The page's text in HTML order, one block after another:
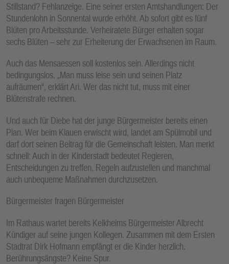
Stillstand? Fehlanzeige. Eine seiner ersten Amtshandlungen: Der
Stundenlohn in Sonnental wurde erhöht. Ab sofort gibt es fünf
Blüten pro Arbeitsstunde. Verheiratete Bürger erhalten sogar
sechs Blüten – sehr zur Erheiterung der Erwachsenen im Raum.
Auch das Mensaessen soll kostenlos sein. Allerdings nicht
bedingungslos. „Man muss leise sein und seinen Platz
aufräumen“, erklärt Ari. Wer das nicht tut, muss mit einer
Blütenstrafe rechnen.
Und auch für Diebe hat der junge Bürgermeister bereits einen
Plan. Wer beim Klauen erwischt wird, landet am Spülmobil und
darf dort seinen Beitrag für die Gemeinschaft leisten. Man merkt
schnell: Auch in der Kinderstadt bedeutet Regieren,
Entscheidungen zu treffen, Regeln aufzustellen und manchmal
auch unbequeme Maßnahmen durchzusetzen.
Bürgermeister fragen Bürgermeister
Im Rathaus wartet bereits Kelkheims Bürgermeister Albrecht
Kündiger auf seine jungen Kollegen. Zusammen mit dem Ersten
Stadtrat Dirk Hofmann empfängt er die Kinder herzlich.
Berührungsängste? Keine Spur.